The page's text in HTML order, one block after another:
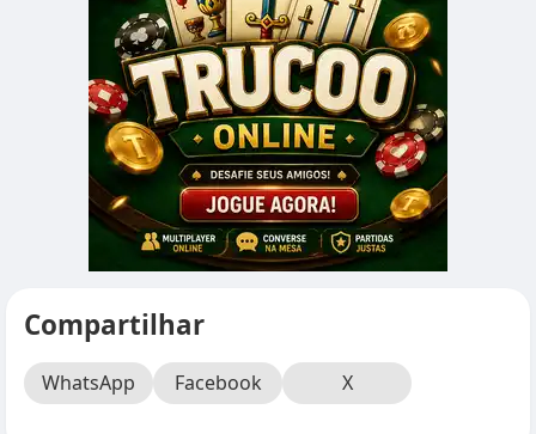
Compartilhar
WhatsApp Facebook X